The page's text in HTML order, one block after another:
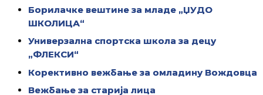
Борилачке вештине за младе „ЏУДО
ШКОЛИЦА“
Универзална спортска школа за децу
„ФЛЕКСИ“
Корективно вежбање за омладину Вождовца
Вежбање за старија лица